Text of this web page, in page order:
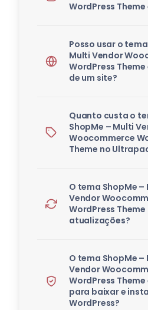
WordPress Theme
Posso usar o
Multi Vendor
WordPress
de um site?
Quanto custa o
ShopMe – Multi
Woocommerce
Theme no
O tema ShopMe –
Vendor
WordPress
atualizações?
O tema ShopMe –
Vendor
WordPress Theme
para baixar e
WordPress?